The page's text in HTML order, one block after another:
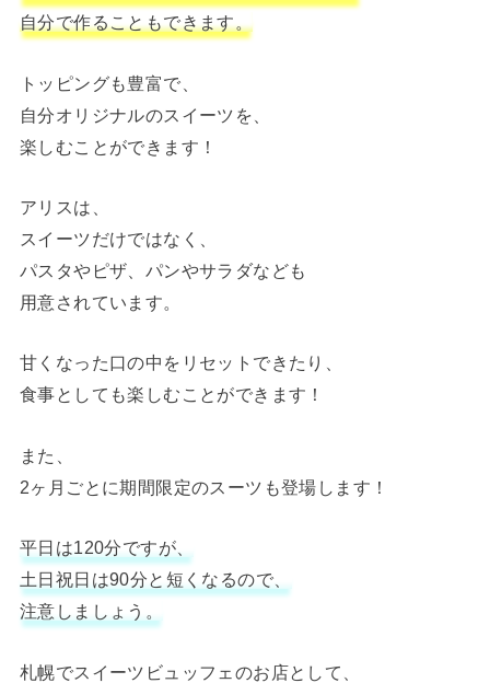
自分で作ることもできます。
トッピングも豊富で、
自分オリジナルのスイーツを、
楽しむことができます！
アリスは、
スイーツだけではなく、
パスタやピザ、パンやサラダなども
用意されています。
甘くなった口の中をリセットできたり、
食事としても楽しむことができます！
また、
2ヶ月ごとに期間限定のスーツも登場します！
平日は120分ですが、
土日祝日は90分と短くなるので、
注意しましょう。
札幌でスイーツビュッフェのお店として、